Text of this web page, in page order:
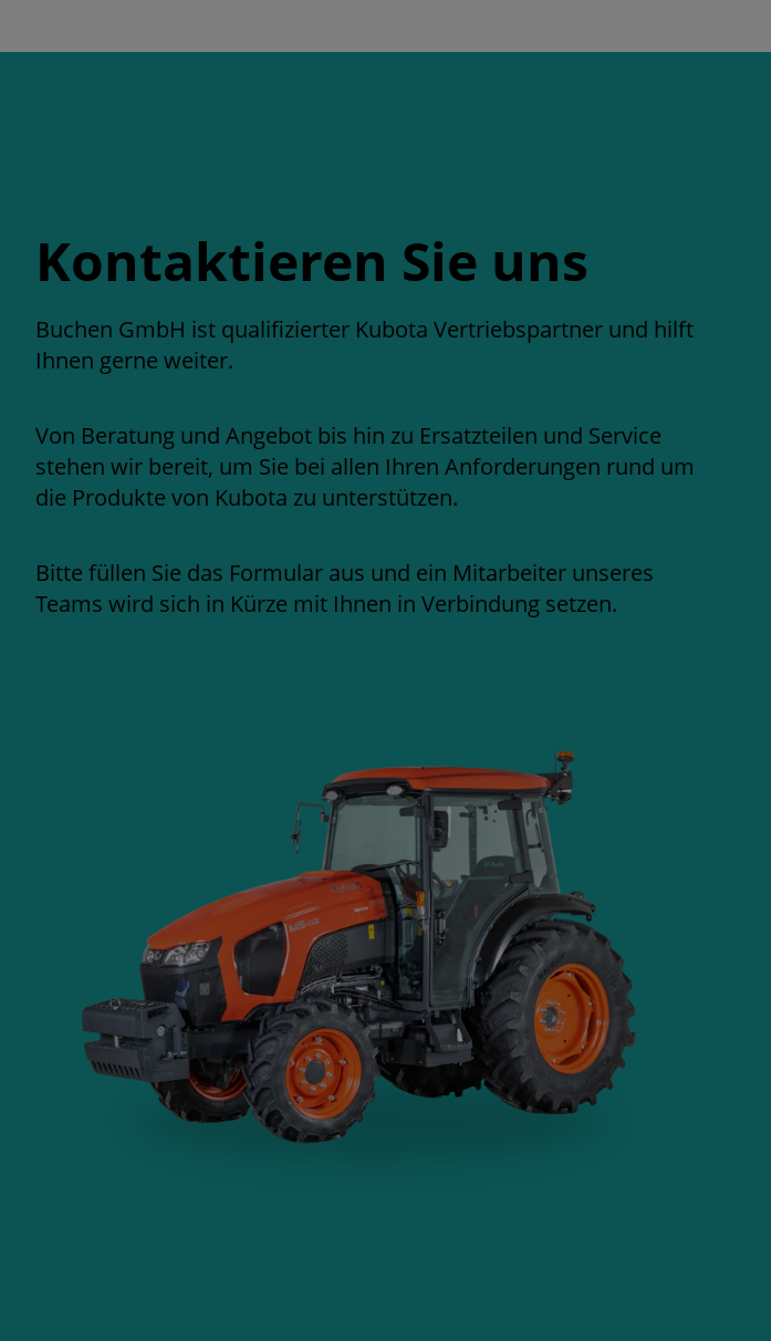
Kontaktieren Sie uns
Buchen GmbH ist qualifizierter Kubota Vertriebspartner und hilft
Ihnen gerne weiter.
Von Beratung und Angebot bis hin zu Ersatzteilen und Service
stehen wir bereit, um Sie bei allen Ihren Anforderungen rund um
die Produkte von Kubota zu unterstützen.
Bitte füllen Sie das Formular aus und ein Mitarbeiter unseres
Teams wird sich in Kürze mit Ihnen in Verbindung setzen.